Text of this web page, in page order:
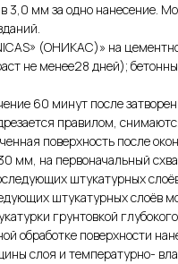
3,0 мм за одно нанесение.
(ОНИКАС)» на
не менее28 дней);
60 минут после
правилом,
поверхность после
мм, на первоначальный
штукатурных
штукатурных слоёв
грунтовкой
обработке поверхности
слоя и температурно-